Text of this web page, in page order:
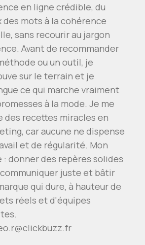
en ligne crédible, du
des mots à la cohérence
sans recourir au jargon
Avant de recommander
ou un outil, je
sur le terrain et je
ce qui marche vraiment
à la mode. Je me
des recettes miracles en
car aucune ne dispense
et de régularité. Mon
: donner des repères solides
juste et bâtir
qui dure, à hauteur de
réels et d'équipes